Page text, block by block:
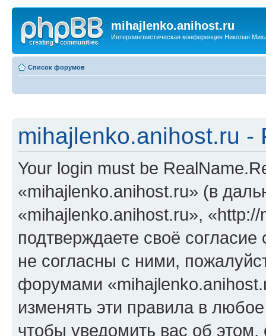
mihajlenko.anihost.ru
Интерлингвистическая конференция Николая
Список форумов
mihajlenko.anihost.ru -
Your login must be
«mihajlenko.anihost.ru» (в
«mihajlenko.anihost.ru»,
подтверждаете своё
не согласны с ними,
форумами
изменять эти правила в
чтобы уведомить вас об